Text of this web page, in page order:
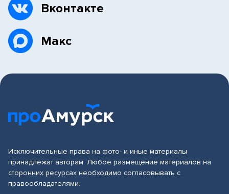
Вконтакте
Макс
Исключительные права на фото- и иные материалы
принадлежат авторам. Любое размещение материалов на
сторонних ресурсах необходимо согласовывать с
правообладателями.